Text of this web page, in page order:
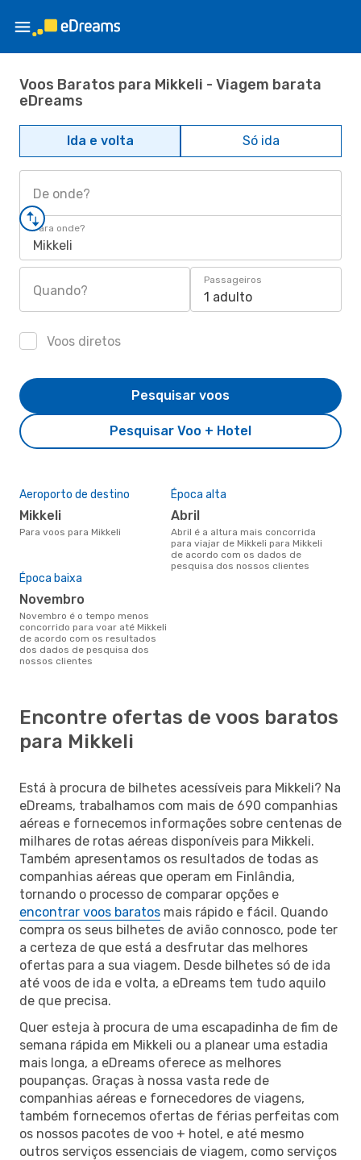
Voos Baratos para Mikkeli - Viagem barata
eDreams
Ida e volta Só ida
De onde?
Para onde?
Mikkeli
Quando?
Passageiros
1 adulto
Voos diretos
Pesquisar Voo + Hotel
Pesquisar voos
Aeroporto de destino
Mikkeli
Para voos para Mikkeli
Época alta
abril
abril é a altura mais concorrida
para viajar de Mikkeli para Mikkeli
de acordo com os dados de
pesquisa dos nossos clientes
Época baixa
novembro
novembro é o tempo menos
concorrido para voar até Mikkeli
de acordo com os resultados
dos dados de pesquisa dos
nossos clientes
Encontre ofertas de voos baratos
para Mikkeli
Está à procura de bilhetes acessíveis para Mikkeli? Na
eDreams, trabalhamos com mais de 690 companhias
aéreas e fornecemos informações sobre centenas de
milhares de rotas aéreas disponíveis para Mikkeli.
Também apresentamos os resultados de todas as
companhias aéreas que operam em Finlândia,
tornando o processo de comparar opções e
encontrar voos baratos mais rápido e fácil. Quando
compra os seus bilhetes de avião connosco, pode ter
a certeza de que está a desfrutar das melhores
ofertas para a sua viagem. Desde bilhetes só de ida
até voos de ida e volta, a eDreams tem tudo aquilo
de que precisa.
Quer esteja à procura de uma escapadinha de fim de
semana rápida em Mikkeli ou a planear uma estadia
mais longa, a eDreams oferece as melhores
poupanças. Graças à nossa vasta rede de
companhias aéreas e fornecedores de viagens,
também fornecemos ofertas de férias perfeitas com
os nossos pacotes de voo + hotel, e até mesmo
outros serviços essenciais de viagem, como serviços